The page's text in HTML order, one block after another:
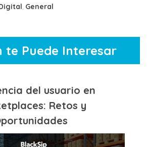
General
te Puede Interesar
del usuario en
Retos y